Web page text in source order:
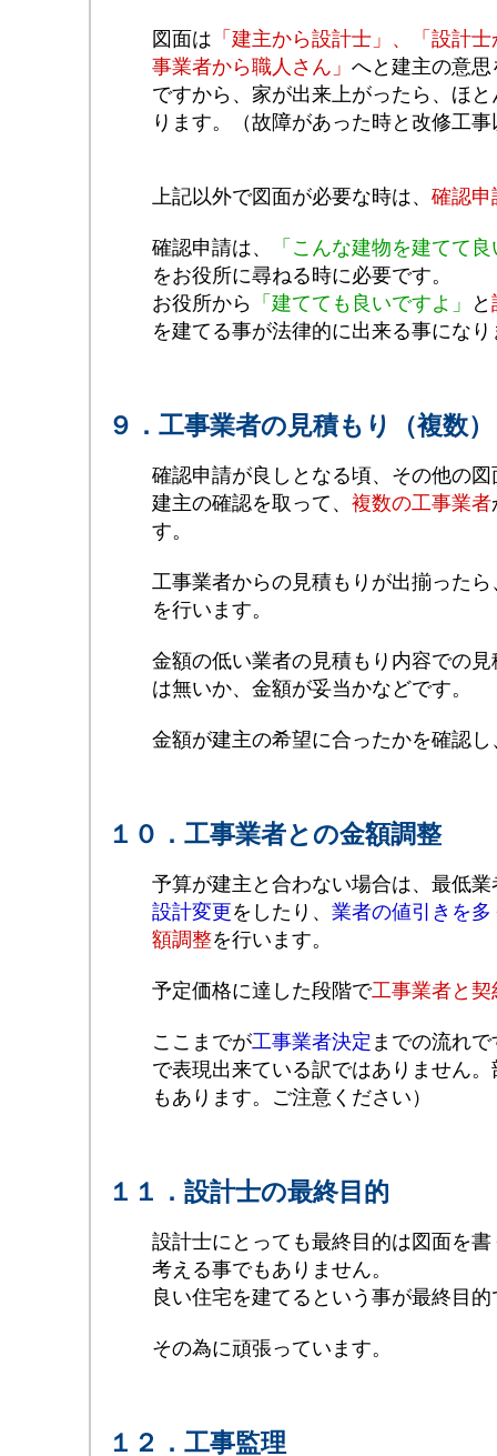
図面は 「建主から設計士」、「設計
事業者から職人さん」 へと建主の意
ですから、家が出来上がったら、ほ
ります。（故障があった時と改修工
上記以外で図面が必要な時は、 確認申
確認申請は、
「こんな建物を建てて
をお役所に尋ねる時に必要です。
お役所から 「建てても良いですよ」 と
を建てる事が法律的に出来る事になり
９．工事業者の見積もり（複数）
確認申請が良しとなる頃、その他の
建主の確認を取って、 複数の工事業者
す。
工事業者からの見積もりが出揃ったら
を行います。
金額の低い業者の見積もり内容での
は無いか、金額が妥当かなどです。
金額が建主の希望に合ったかを確認
１０．工事業者との金額調整
予算が建主と合わない場合は、最低
設計変更をしたり、 業者の値引きを多
額調整を行います。
予定価格に達した段階で工事業者と契
ここまでが工事業者決定 までの流れ
で表現出来ている訳ではありません
もあります。ご注意ください）
１１．設計士の最終目的
設計士にとっても最終目的は図面を
考える事でもありません。
良い住宅を建てるという事が最終目的
その為に頑張っています。
１２．工事監理